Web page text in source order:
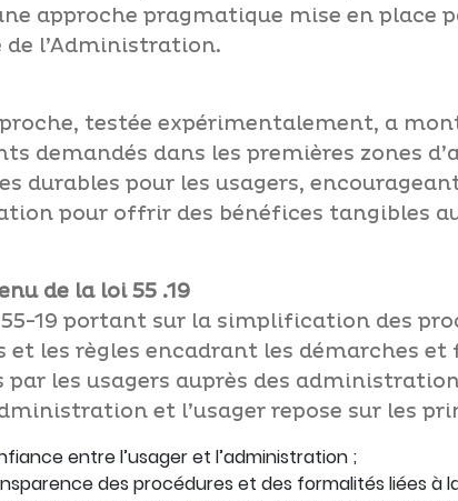
approche pragmatique mise en place
de l’Administration.
testée expérimentalement, a
demandés dans les premières zones
durables pour les usagers,
pour offrir des bénéfices tangibles
de la loi 55 .19
55-19 portant sur la simplification des
et les règles encadrant les démarches
par les usagers auprès des
et l’usager repose sur les
entre l’usager et l’administration ;
des procédures et des formalités liées